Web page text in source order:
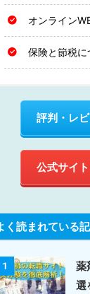
オンライン
保険と節税
評判・レ
公式サイ
く読まれている
1
薬
選